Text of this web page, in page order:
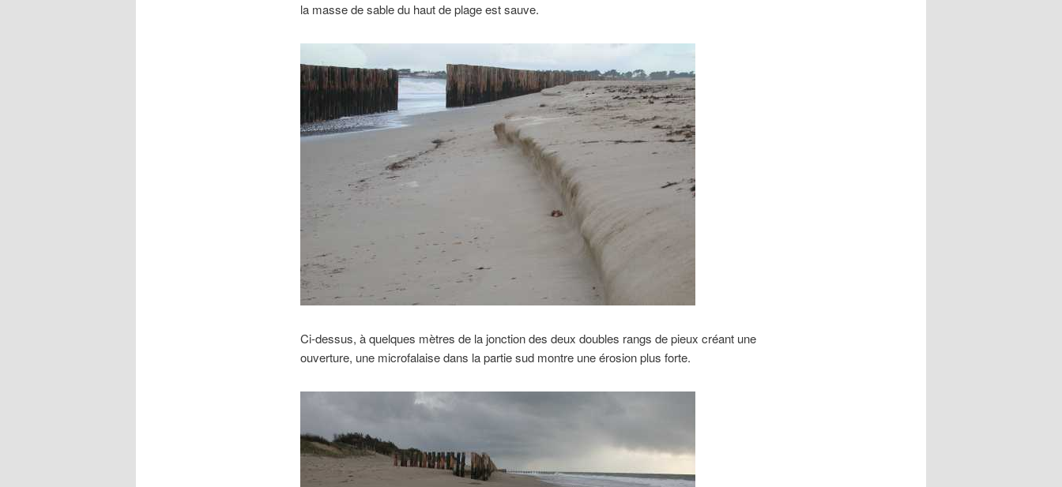
la masse de sable du haut de plage est sauve.
Ci-dessus, à quelques mètres de la jonction des deux doubles rangs de pieux créant une
ouverture, une microfalaise dans la partie sud montre une érosion plus forte.